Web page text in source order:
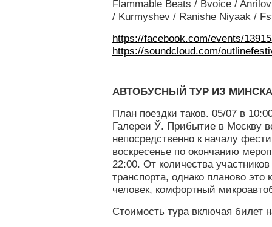
Flammable Beats / Bvoice /
/ Kurmyshev / Ranishe Niyaak /
https://facebook.com/events/
https://soundcloud.com/
АВТОБУСНЫЙ ТУР ИЗ МИНСКА
План поездки таков. 05/07 в
Галереи Ў. Прибытие в Москву
непосредственно к началу
воскресенье по окончанию
22:00. От количества
транспорта, однако планово это
человек, комфортный
Стоимость тура включая билет